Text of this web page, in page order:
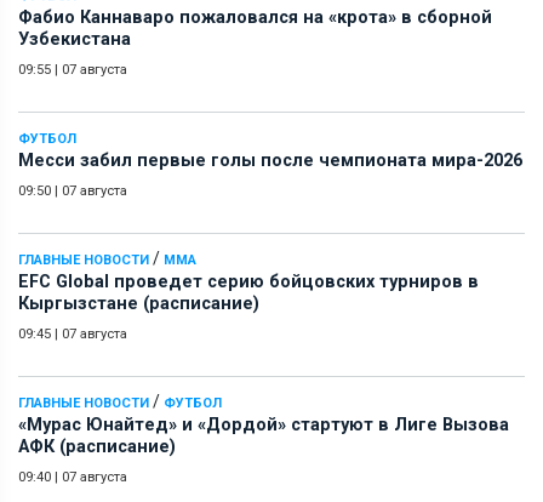
Фабио Каннаваро пожаловался на «крота» в сборной
Узбекистана
09:55 | 07 августа
ФУТБОЛ
Месси забил первые голы после чемпионата мира-2026
09:50 | 07 августа
ГЛАВНЫЕ НОВОСТИ / ММА
EFC Global проведет серию бойцовских турниров в
Кыргызстане (расписание)
09:45 | 07 августа
ГЛАВНЫЕ НОВОСТИ / ФУТБОЛ
«Мурас Юнайтед» и «Дордой» стартуют в Лиге Вызова
АФК (расписание)
09:40 | 07 августа